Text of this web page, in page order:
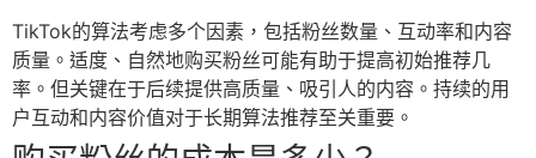
TikTok的算法考虑多个因素，包括粉丝数量、互动率和内容
质量。适度、自然地购买粉丝可能有助于提高初始推荐几
率。但关键在于后续提供高质量、吸引人的内容。持续的用
户互动和内容价值对于长期算法推荐至关重要。